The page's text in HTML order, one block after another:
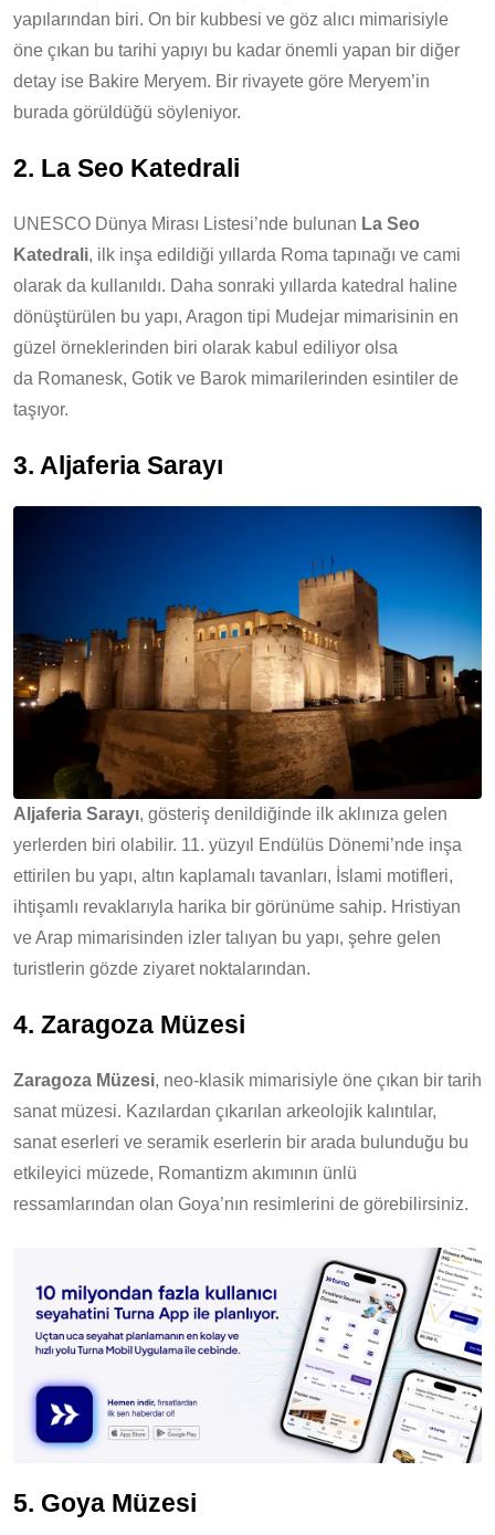
yapılarından biri. On bir kubbesi ve göz alıcı mimarisiyle
öne çıkan bu tarihi yapıyı bu kadar önemli yapan bir diğer
detay ise Bakire Meryem. Bir rivayete göre Meryem’in
burada görüldüğü söyleniyor.
2. La Seo Katedrali
UNESCO Dünya Mirası Listesi’nde bulunan La Seo
Katedrali, ilk inşa edildiği yıllarda Roma tapınağı ve cami
olarak da kullanıldı. Daha sonraki yıllarda katedral haline
dönüştürülen bu yapı, Aragon tipi Mudejar mimarisinin en
güzel örneklerinden biri olarak kabul ediliyor olsa
da Romanesk, Gotik ve Barok mimarilerinden esintiler de
taşıyor.
3. Aljaferia Sarayı
Aljaferia Sarayı, gösteriş denildiğinde ilk aklınıza gelen
yerlerden biri olabilir. 11. yüzyıl Endülüs Dönemi’nde inşa
ettirilen bu yapı, altın kaplamalı tavanları, İslami motifleri,
ihtişamlı revaklarıyla harika bir görünüme sahip. Hristiyan
ve Arap mimarisinden izler talıyan bu yapı, şehre gelen
turistlerin gözde ziyaret noktalarından.
4. Zaragoza Müzesi
Zaragoza Müzesi, neo-klasik mimarisiyle öne çıkan bir tarih
sanat müzesi. Kazılardan çıkarılan arkeolojik kalıntılar,
sanat eserleri ve seramik eserlerin bir arada bulunduğu bu
etkileyici müzede, Romantizm akımının ünlü
ressamlarından olan Goya’nın resimlerini de görebilirsiniz.
5. Goya Müzesi